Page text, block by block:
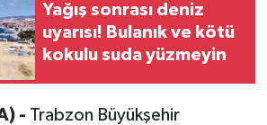
Yağış sonrası deniz
uyarısı! Bulanık ve kötü
kokulu suda yüzmeyin
- Trabzon Büyükşehir